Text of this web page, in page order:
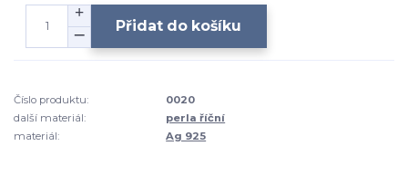
Přidat do košíku
Číslo produktu:
0020
další materiál:
perla říční
materiál:
Ag 925